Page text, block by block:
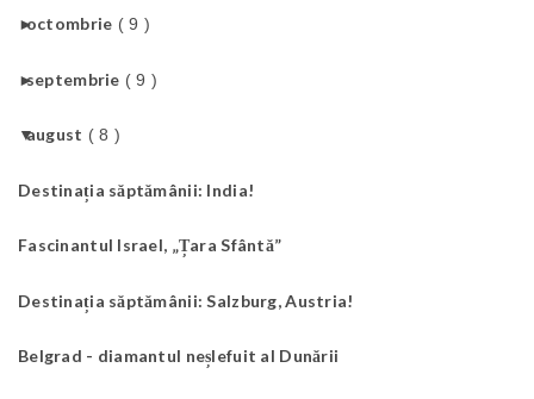
►
octombrie ( 9 )
►
septembrie ( 9 )
▼
august ( 8 )
Destinația săptămânii: India!
Fascinantul Israel, „Țara Sfântă”
Destinația săptămânii: Salzburg, Austria!
Belgrad - diamantul neșlefuit al Dunării